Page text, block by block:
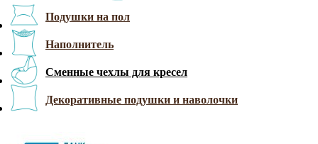
Подушки на пол
Наполнитель
Сменные чехлы для кресел
Декоративные подушки и наволочки